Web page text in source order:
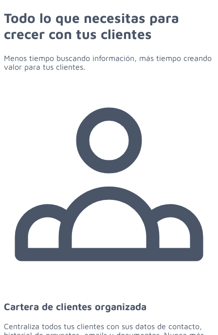
Todo lo que necesitas para
crecer con tus clientes
Menos tiempo buscando información, más tiempo creando
valor para tus clientes.
Cartera de clientes organizada
Centraliza todos tus clientes con sus datos de contacto,